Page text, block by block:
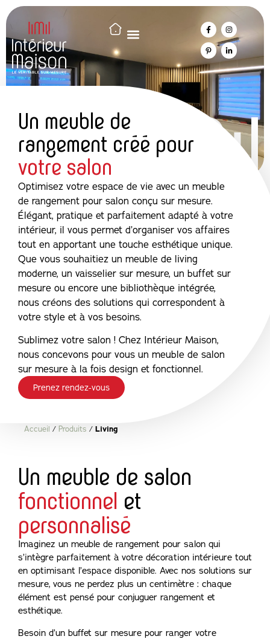
Un meuble de
rangement créé pour
votre salon
Optimisez votre espace de vie avec un meuble
de rangement pour salon conçu sur mesure.
Élégant, pratique et parfaitement adapté à votre
intérieur, il vous permet d’organiser vos affaires
tout en apportant une touche esthétique unique.
Que vous souhaitiez un meuble de living
moderne, un vaisselier sur mesure, un buffet sur
mesure ou encore une bibliothèque intégrée,
nous créons des solutions qui correspondent à
votre style et à vos besoins.
Sublimez votre salon ! Chez Intérieur Maison,
nous concevons pour vous un meuble de salon
sur mesure à la fois design et fonctionnel.
Prenez rendez-vous
Accueil / Produits / Living
Un meuble de salon
fonctionnel et
personnalisé
Imaginez un meuble de rangement pour salon qui
s’intègre parfaitement à votre décoration intérieure tout
en optimisant l’espace disponible. Avec nos solutions sur
mesure, vous ne perdez plus un centimètre : chaque
élément est pensé pour conjuguer rangement et
esthétique.
Besoin d’un buffet sur mesure pour ranger votre